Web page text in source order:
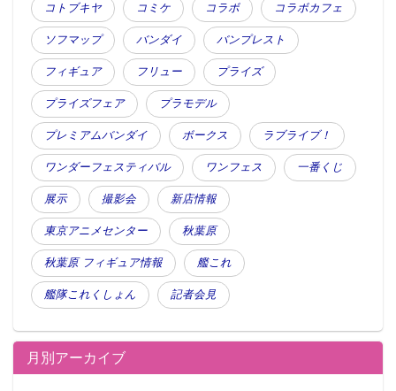
（全1種） A2サイズ
「ルビィ」の私服姿を描きおろした、壁掛け式のアー
トポスター。
コトブキヤ コミケ コラボ コラボカフェ
ソフマップ バンダイ バンプレスト
フィギュア フリュー プライズ
プライズフェア プラモデル
プレミアムバンダイ ボークス ラブライブ！
ワンダーフェスティバル ワンフェス 一番くじ
展示 撮影会 新店情報
東京アニメセンター 秋葉原
秋葉原 フィギュア情報 艦これ
艦隊これくしょん 記者会見
月別アーカイブ